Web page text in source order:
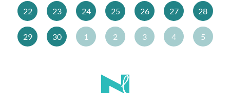
22 23 24 25 26 27 28
29 30 1 2 3 4 5